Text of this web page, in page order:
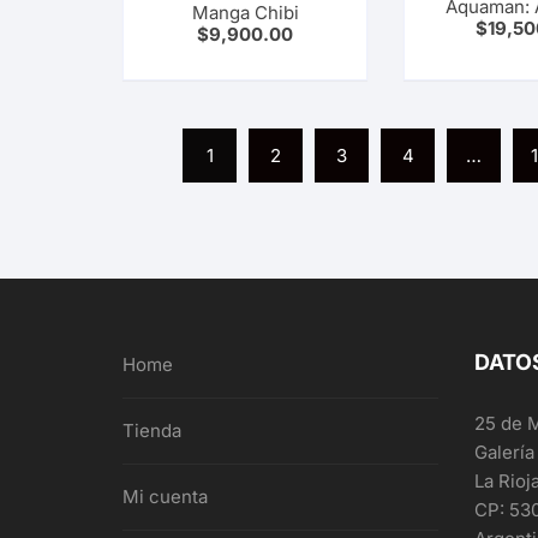
Manga Chibi
$9,900.00
Aquaman:
$
1 2 3 4 …
Home
Tienda
Mi cuenta
25 de
La
CP: